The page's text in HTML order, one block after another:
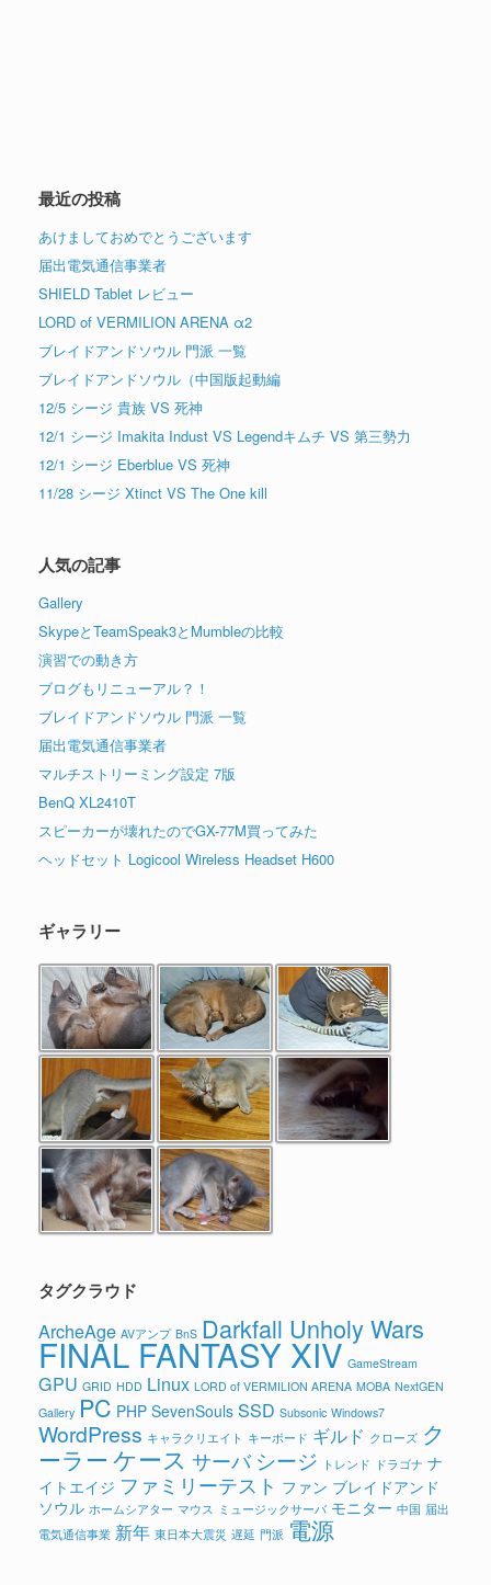
最近の投稿
あけましておめでとうございます
届出電気通信事業者
SHIELD Tablet レビュー
LORD of VERMILION ARENA α2
ブレイドアンドソウル 門派 一覧
ブレイドアンドソウル（中国版起動編
12/5 シージ 貴族 VS 死神
12/1 シージ Imakita Indust VS Legendキムチ VS 第三勢力
12/1 シージ Eberblue VS 死神
11/28 シージ Xtinct VS The One kill
人気の記事
Gallery
SkypeとTeamSpeak3とMumbleの比較
演習での動き方
ブログもリニューアル？！
ブレイドアンドソウル 門派 一覧
届出電気通信事業者
マルチストリーミング設定 7版
BenQ XL2410T
スピーカーが壊れたのでGX-77M買ってみた
ヘッドセット Logicool Wireless Headset H600
ギャラリー
タグクラウド
ArcheAge AVアンプ BnS Darkfall Unholy Wars
FINAL FANTASY XIV GameStream
GPU GRID HDD Linux LORD of VERMILION ARENA MOBA NextGEN
Gallery PC PHP SevenSouls SSD Subsonic Windows7
WordPress キャラクリエイト キーボード ギルド クローズ ク
ーラーケース サーバ シージ トレンド ドラゴナ ナ
イトエイジ ファミリーテスト ファン ブレイドアンド
ソウル ホームシアター マウス ミュージックサーバ モニター 中国 届出
電気通信事業 新年 東日本大震災 遅延 門派 電源